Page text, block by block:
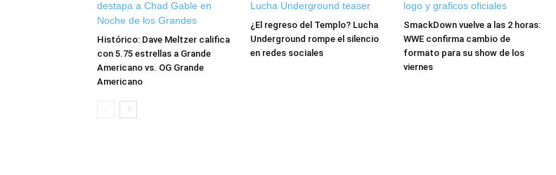
Histórico: Dave Meltzer califica
con 5.75 estrellas a Grande
Americano vs. OG Grande
Americano
¿El regreso del Templo? Lucha
Underground rompe el silencio
en redes sociales
SmackDown vuelve a las 2 horas:
WWE confirma cambio de
formato para su show de los
viernes